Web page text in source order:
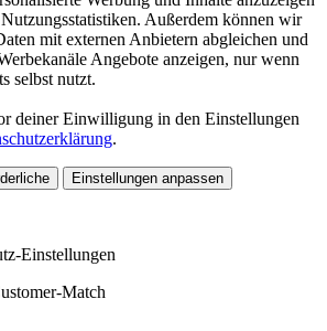
Außerdem können wir
mit externen Anbietern abgleichen und
Angebote anzeigen, nur wenn
selbst nutzt.
deiner Einwilligung in den Einstellungen
.
Einstellungen anpassen
Einstellungen
Match